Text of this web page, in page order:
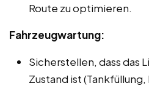
Route zu optimieren.
Fahrzeugwartung:
Sicherstellen, dass das
Zustand ist